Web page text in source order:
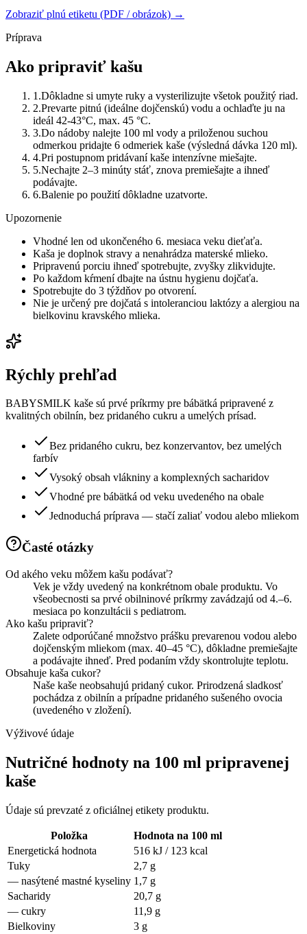
Zobraziť plnú etiketu (PDF / obrázok) →
Príprava
Ako pripraviť kašu
1 .Dôkladne si umyte ruky a vysterilizujte všetok použitý riad.
2.Prevarte pitnú (ideálne dojčenskú) vodu a ochlaďte ju na
ideál 42-43°C, max. 45 °C.
3.Do nádoby nalejte 100 ml vody a priloženou suchou
odmerkou pridajte 6 odmeriek kaše (výsledná dávka 120 ml).
4.Pri postupnom pridávaní kaše intenzívne miešajte.
5.Nechajte 2–3 minúty stáť, znova premiešajte a ihneď
podávajte.
6.Balenie po použití dôkladne uzatvorte.
Upozornenie
Vhodné len od ukončeného 6. mesiaca veku dieťaťa.
Kaša je doplnok stravy a nenahrádza materské mlieko.
Pripravenú porciu ihneď spotrebujte, zvyšky zlikvidujte.
Po každom kŕmení dbajte na ústnu hygienu dojčaťa.
Spotrebujte do 3 týždňov po otvorení.
Nie je určený pre dojčatá s intoleranciou laktózy a alergiou na
bielkovinu kravského mlieka.
Rýchly prehľad
BABYSMILK kaše sú prvé príkrmy pre bábätká pripravené z
kvalitných obilnín, bez pridaného cukru a umelých prísad.
Bez pridaného cukru, bez konzervantov, bez umelých
farbív
Vysoký obsah vlákniny a komplexných sacharidov
Vhodné pre bábätká od veku uvedeného na obale
Jednoduchá príprava — stačí zaliať vodou alebo mliekom
Časté otázky
Od akého veku môžem kašu podávať?
Vek je vždy uvedený na konkrétnom obale produktu. Vo
všeobecnosti sa prvé obilninové príkrmy zavádzajú od 4.–6.
mesiaca po konzultácii s pediatrom.
Ako kašu pripraviť?
Zalete odporúčané množstvo prášku prevarenou vodou alebo
dojčenským mliekom (max. 40–45 °C), dôkladne premiešajte
a podávajte ihneď. Pred podaním vždy skontrolujte teplotu.
Obsahuje kaša cukor?
Naše kaše neobsahujú pridaný cukor. Prirodzená sladkosť
pochádza z obilnín a prípadne pridaného sušeného ovocia
(uvedeného v zložení).
Výživové údaje
Nutričné hodnoty na 100 ml pripravenej
kaše
Údaje sú prevzaté z oficiálnej etikety produktu.
Položka
Hodnota na 100 ml
Energetická hodnota
516 kJ / 123 kcal
Tuky
2,7 g
— nasýtené mastné kyseliny 1,7 g
Sacharidy
20,7 g
— cukry
11,9 g
Bielkoviny
3 g